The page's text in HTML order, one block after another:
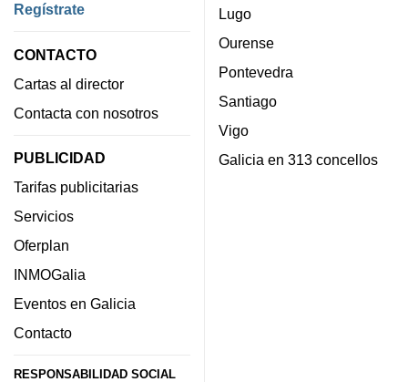
Regístrate
CONTACTO
Cartas al director
Contacta con nosotros
PUBLICIDAD
Tarifas publicitarias
Servicios
Oferplan
INMOGalia
Eventos en Galicia
Contacto
RESPONSABILIDAD SOCIAL
Lugo
Ourense
Pontevedra
Santiago
Vigo
Galicia en 313 concellos